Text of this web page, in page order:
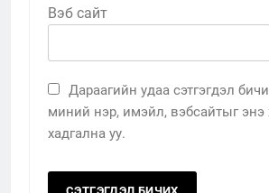
Вэб сайт
Дараагийн удаа сэтгэгдэл
миний нэр, имэйл, вэбсайтыг энэ
хадгална уу.